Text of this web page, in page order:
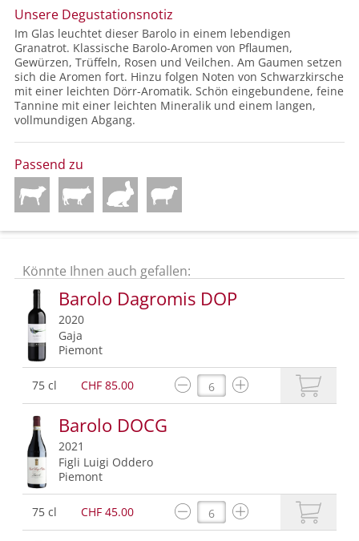
Unsere Degustationsnotiz
Im Glas leuchtet dieser Barolo in einem lebendigen
Granatrot. Klassische Barolo-Aromen von Pflaumen,
Gewürzen, Trüffeln, Rosen und Veilchen. Am Gaumen setzen
sich die Aromen fort. Hinzu folgen Noten von Schwarzkirsche
mit einer leichten Dörr-Aromatik. Schön eingebundene, feine
Tannine mit einer leichten Mineralik und einem langen,
vollmundigen Abgang.
Passend zu
Könnte Ihnen auch gefallen:
Barolo Dagromis DOP
2020
Gaja
Piemont
75 cl CHF 85.00
Barolo DOCG
2021
Figli Luigi Oddero
Piemont
75 cl CHF 45.00